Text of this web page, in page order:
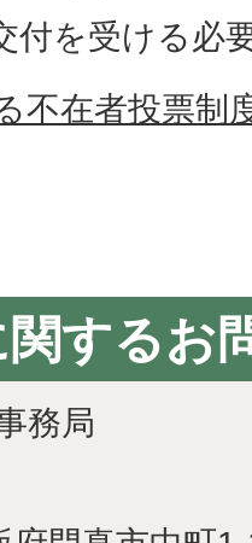
付を受ける必
不在者投票制
するお
務局